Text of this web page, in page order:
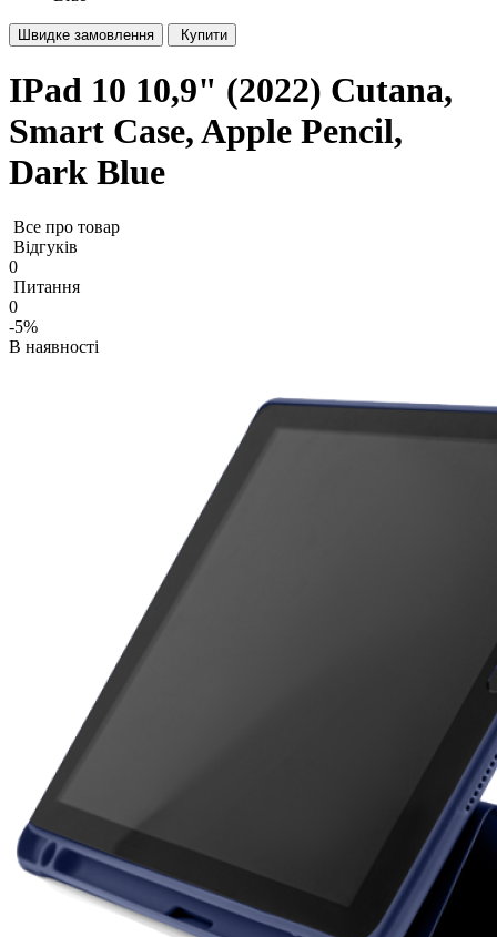
Швидке замовлення Купити
IPad 10 10,9" (2022) Cutana,
Smart Case, Apple Pencil,
Dark Blue
Все про товар
Відгуків
0
Питання
0
-5%
В наявності